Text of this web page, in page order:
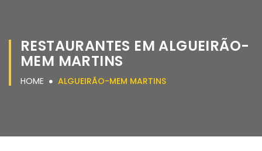
RESTAURANTES EM ALGUEIRÃO-
MEM MARTINS
HOME ALGUEIRÃO-MEM MARTINS